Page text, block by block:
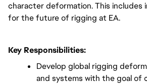
character deformation. This includes
for the future of rigging at EA.
Key Responsibilities:
Develop global rigging
and systems with the goal of